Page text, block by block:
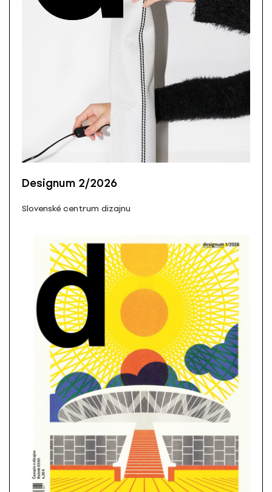
Designum 2/2026
Slovenské centrum dizajnu